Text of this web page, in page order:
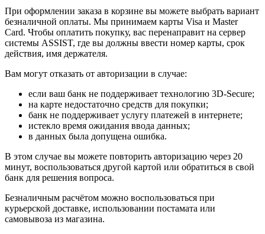
При оформлении заказа в корзине вы можете выбрать вариант
безналичной оплаты. Мы принимаем карты Visa и Master
Card. Чтобы оплатить покупку, вас перенаправит на сервер
системы ASSIST, где вы должны ввести номер карты, срок
действия, имя держателя.
Вам могут отказать от авторизации в случае:
если ваш банк не поддерживает технологию 3D-Secure;
на карте недостаточно средств для покупки;
банк не поддерживает услугу платежей в интернете;
истекло время ожидания ввода данных;
в данных была допущена ошибка.
В этом случае вы можете повторить авторизацию через 20
минут, воспользоваться другой картой или обратиться в свой
банк для решения вопроса.
Безналичным расчётом можно воспользоваться при
курьерской доставке, использовании постамата или
самовывоза из магазина.